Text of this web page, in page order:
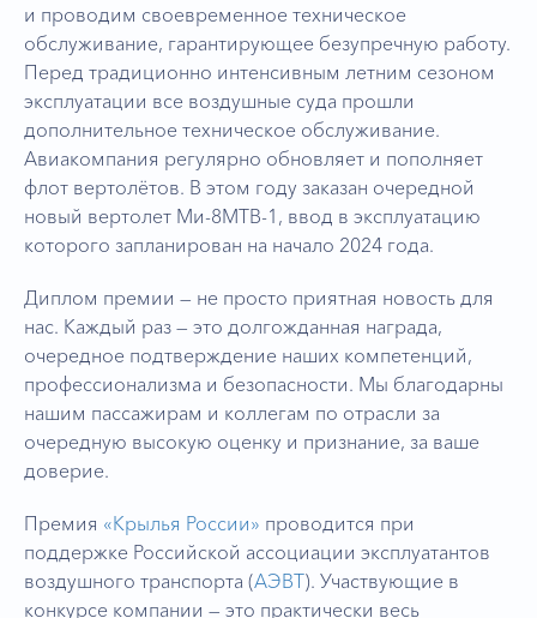
и проводим своевременное техническое
обслуживание, гарантирующее безупречную работу.
Перед традиционно интенсивным летним сезоном
эксплуатации все воздушные суда прошли
дополнительное техническое обслуживание.
Авиакомпания регулярно обновляет и пополняет
флот вертолётов. В этом году заказан очередной
новый вертолет Ми-8МТВ-1, ввод в эксплуатацию
которого запланирован на начало 2024 года.
Диплом премии — не просто приятная новость для
нас. Каждый раз — это долгожданная награда,
очередное подтверждение наших компетенций,
профессионализма и безопасности. Мы благодарны
нашим пассажирам и коллегам по отрасли за
очередную высокую оценку и признание, за ваше
доверие.
Премия «Крылья России» проводится при
поддержке Российской ассоциации эксплуатантов
воздушного транспорта (АЭВТ). Участвующие в
конкурсе компании — это практически весь